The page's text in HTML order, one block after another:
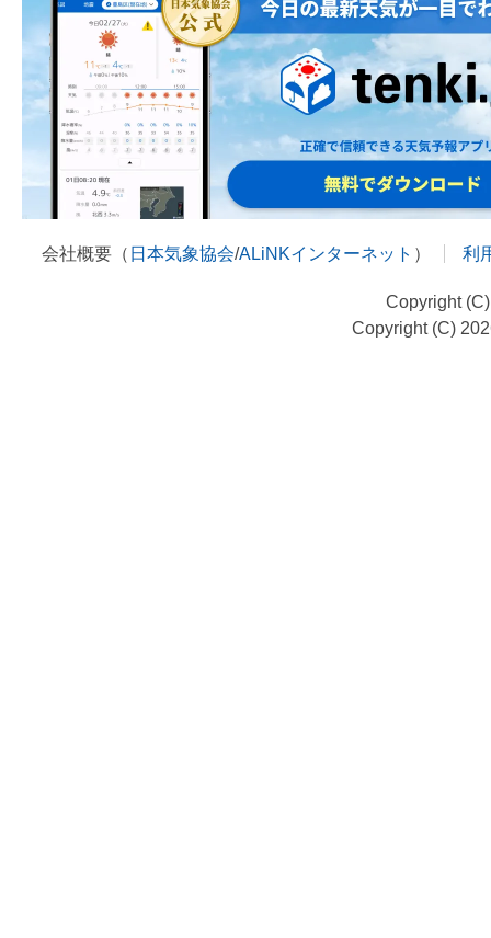
会社概要（ 日本気象協会/ALiNKインターネット ） 利
Copyright
Copyright (C)